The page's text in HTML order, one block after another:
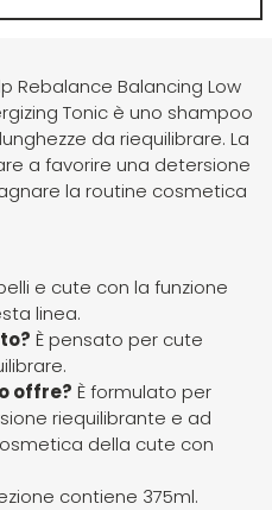
Refectocil
Refresh
Renbow
Revlon
Rica
Ristructa
Rebalance Balancing Low
Tonic è uno shampoo
da riequilibrare. La
a favorire una detersione
la routine cosmetica
e cute con la funzione
linea.
È pensato per cute
offre? È formulato per
riequilibrante e ad
della cute con
contiene 375ml.